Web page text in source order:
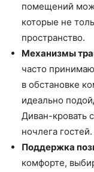
помещений
которые не
пространство.
Механизмы
часто
в обстановке
идеально
Диван-кровать
ночлега гостей.
Поддержка
комфорте,